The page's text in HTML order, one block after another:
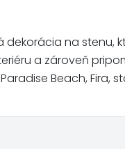
na stenu,
a zároveň
Beach, Fira,